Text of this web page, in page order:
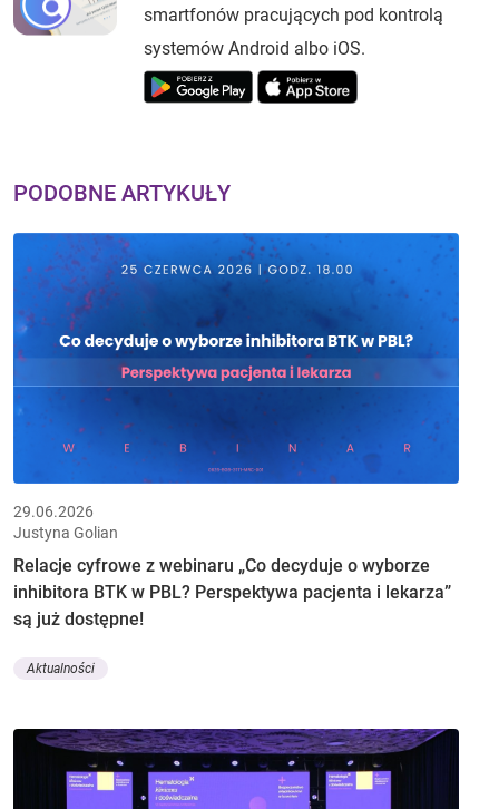
smartfonów pracujących pod kontrolą
systemów Android albo iOS.
PODOBNE ARTYKUŁY
29.06.2026
Justyna Golian
Relacje cyfrowe z webinaru „Co decyduje o wyborze
inhibitora BTK w PBL? Perspektywa pacjenta i lekarza”
są już dostępne!
Aktualności